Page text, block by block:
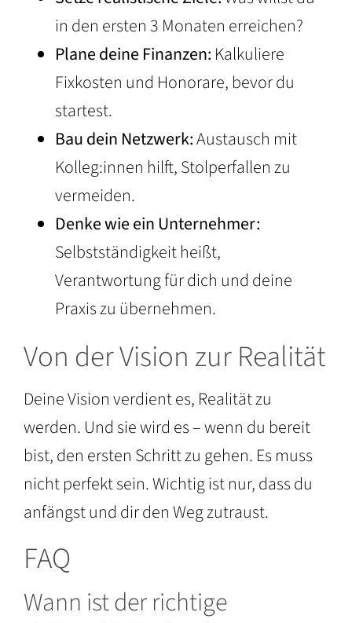
in den ersten 3 Monaten erreichen?
Plane deine Finanzen: Kalkuliere
Fixkosten und Honorare, bevor du
startest.
Bau dein Netzwerk:Austausch mit
Kolleg:innen hilft, Stolperfallen zu
vermeiden.
Denke wie ein Unternehmer:
Selbstständigkeit heißt,
Verantwortung für dich und deine
Praxis zu übernehmen.
Von der Vision zur Realität
Deine Vision verdient es, Realität zu
werden. Und sie wird es – wenn du bereit
bist, den ersten Schritt zu gehen. Es muss
nicht perfekt sein. Wichtig ist nur, dass du
anfängst und dir den Weg zutraust.
FAQ
Wann ist der richtige